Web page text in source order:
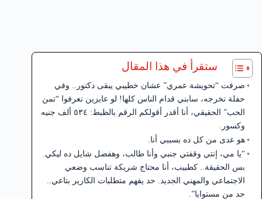
ستقرأ في هذا المقال
صرفت “تحويشة عمري” عشان خطيبي يبقى دكتور.. وفي
حفلة تخرجه، سابني قدام الناس كلها! لو عايزين تعرفوا “تمن
الحب” الحقيقي، أنا أقدر أقولكم الرقم بالظبط: ٥٣٤ ألف جنيه
وكسور.
هو عدى من كل ده بسببي أنا.
“يا مي، إنتي وقفتي جنبي وأنا طالب، وهفضل شايل ده ليكي.
بس الحقيقة.. كطبيب، أنا محتاج شريكة تناسب وضعي
الاجتماعي والمهني الجديد. حد يفهم متطلبات الكارير بتاعي..
حد من مستوايا”.